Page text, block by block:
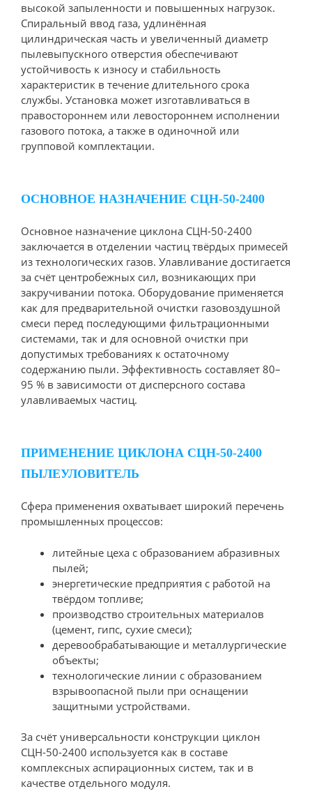
высокой запыленности и повышенных нагрузок.
Спиральный ввод газа, удлинённая
цилиндрическая часть и увеличенный диаметр
пылевыпускного отверстия обеспечивают
устойчивость к износу и стабильность
характеристик в течение длительного срока
службы. Установка может изготавливаться в
правостороннем или левостороннем исполнении
газового потока, а также в одиночной или
групповой комплектации.
ОСНОВНОЕ НАЗНАЧЕНИЕ СЦН-50-2400
Основное назначение циклона СЦН-50-2400
заключается в отделении частиц твёрдых примесей
из технологических газов. Улавливание достигается
за счёт центробежных сил, возникающих при
закручивании потока. Оборудование применяется
как для предварительной очистки газовоздушной
смеси перед последующими фильтрационными
системами, так и для основной очистки при
допустимых требованиях к остаточному
содержанию пыли. Эффективность составляет 80–
95 % в зависимости от дисперсного состава
улавливаемых частиц.
ПРИМЕНЕНИЕ ЦИКЛОНА СЦН-50-2400
ПЫЛЕУЛОВИТЕЛЬ
Сфера применения охватывает широкий перечень
промышленных процессов:
литейные цеха с образованием абразивных
пылей;
энергетические предприятия с работой на
твёрдом топливе;
производство строительных материалов
(цемент, гипс, сухие смеси);
деревообрабатывающие и металлургические
объекты;
технологические линии с образованием
взрывоопасной пыли при оснащении
защитными устройствами.
За счёт универсальности конструкции циклон
СЦН-50-2400 используется как в составе
комплексных аспирационных систем, так и в
качестве отдельного модуля.